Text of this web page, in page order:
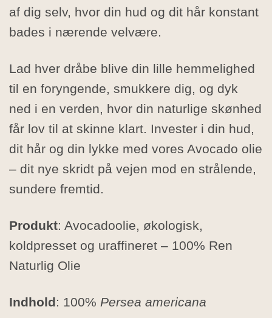
af dig selv, hvor din hud og dit hår konstant
bades i nærende velvære.
Lad hver dråbe blive din lille hemmelighed
til en foryngende, smukkere dig, og dyk
ned i en verden, hvor din naturlige skønhed
får lov til at skinne klart. Invester i din hud,
dit hår og din lykke med vores Avocado olie
– dit nye skridt på vejen mod en strålende,
sundere fremtid.
Produkt: Avocadoolie, økologisk,
koldpresset og uraffineret – 100% Ren
Naturlig Olie
Indhold: 100% Persea americana